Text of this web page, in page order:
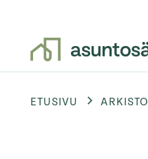
ETUSIVU ARKISTO